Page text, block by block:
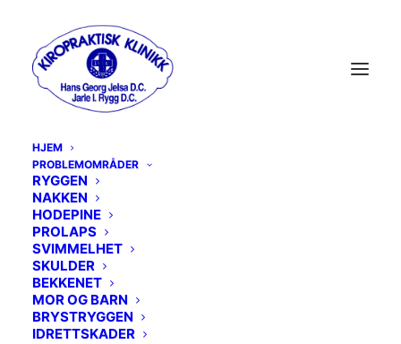
HJEM
PROBLEMOMRÅDER
RYGGEN
NAKKEN
HODEPINE
PROLAPS
SVIMMELHET
SKULDER
BEKKENET
MOR OG BARN
BRYSTRYGGEN
IDRETTSKADER
MENU
RYGGEN
NAKKEN
HODEPINE